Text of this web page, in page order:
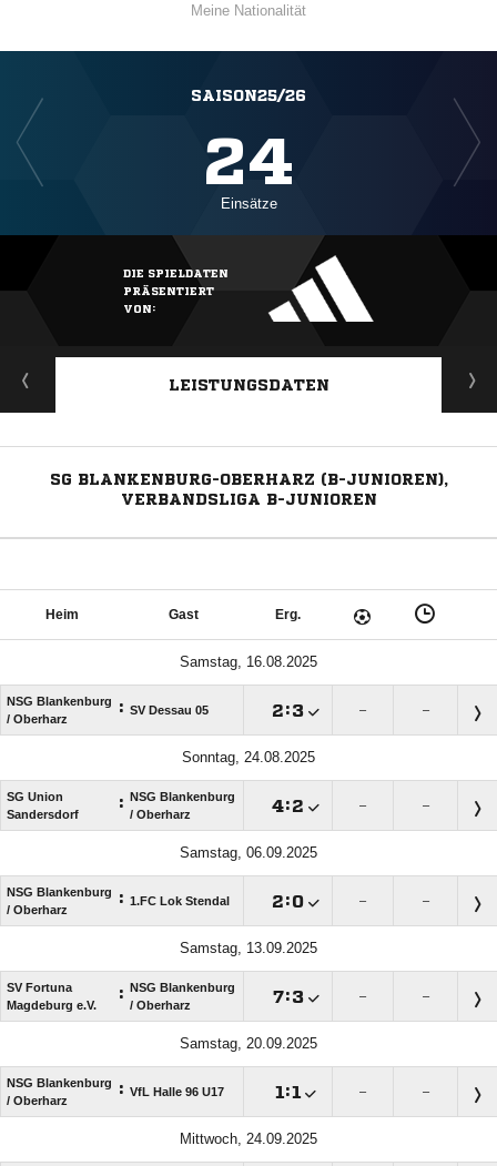
Meine Nationalität
SAISON25/26
24
Einsätze
DIE SPIELDATEN
PRÄSENTIERT
VON:
LEISTUNGSDATEN
SG BLANKENBURG-OBERHARZ (B-JUNIOREN),
VERBANDSLIGA B-JUNIOREN
Heim Gast Erg.
Samstag, 16.08.2025
NSG Blankenburg
/​ Oberharz
: SV Dessau 05 : – –
Sonntag, 24.08.2025
SG Union
Sandersdorf
: NSG Blankenburg
/​ Oberharz
: – –
Samstag, 06.09.2025
NSG Blankenburg
/​ Oberharz
: 1.FC Lok Stendal : – –
Samstag, 13.09.2025
SV Fortuna
Magdeburg e.V.
: NSG Blankenburg
/​ Oberharz
: – –
Samstag, 20.09.2025
NSG Blankenburg
/​ Oberharz
: VfL Halle 96 U17  : – –
Mittwoch, 24.09.2025